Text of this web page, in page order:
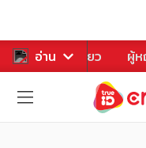
อ่าน
หาร ท่องเที่ยว ผู้